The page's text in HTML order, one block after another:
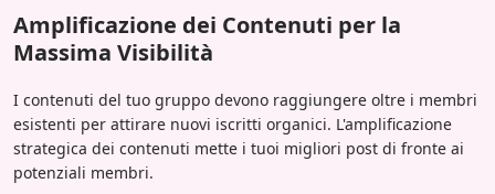
Amplificazione dei Contenuti per la
Massima Visibilità
I contenuti del tuo gruppo devono raggiungere oltre i membri
esistenti per attirare nuovi iscritti organici. L'amplificazione
strategica dei contenuti mette i tuoi migliori post di fronte ai
potenziali membri.